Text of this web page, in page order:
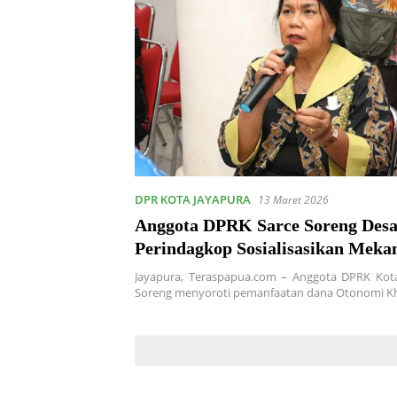
DPR KOTA JAYAPURA 13 Maret 2026
Anggota DPRK Sarce Soreng
Perindagkop Sosialisasikan
Bantuan Usaha untuk Pedagang
Jayapura, Teraspapua.com – Anggota DPRK
Soreng menyoroti pemanfaatan dana Otonomi